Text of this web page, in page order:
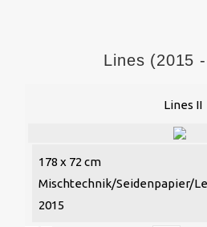
Lines (2015
Lines II
178 x 72 cm
Mischtechnik/Seidenpapier/
2015